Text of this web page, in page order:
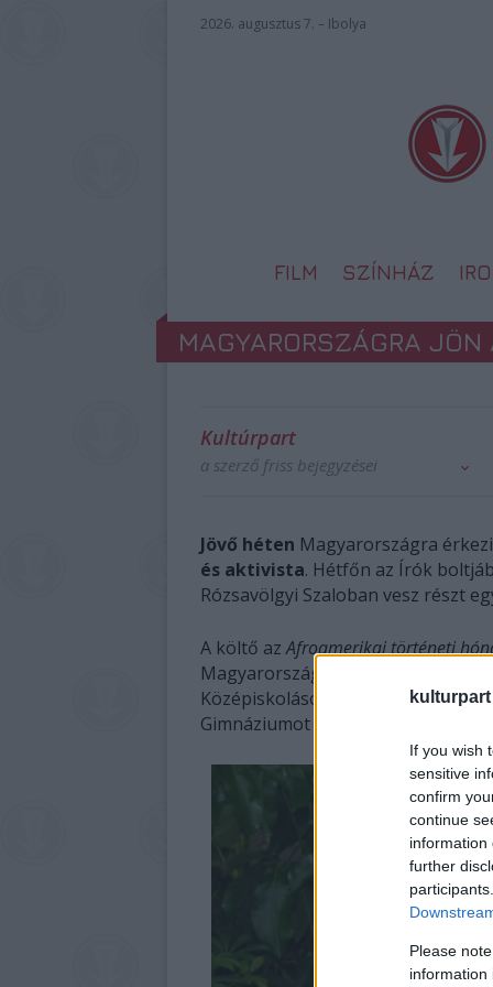
kulturpart
If you wish
sensitive
confirm
continue
information
further
Please
information
2026. augusztus 7. – Ibolya
FILM SZÍNHÁZ
MAGYARORSZÁGRA JÖN
Kultúrpart
a szerző friss bejegyzései
Jövő héten Magyarországra
és aktivista. Hétfőn az Írók
Rózsavölgyi Szaloban vesz részt
A költő azAfroamerikai történeti
Magyarországra, ahol Budapestre,
Középiskolásokkal és
Gimnáziumot is.